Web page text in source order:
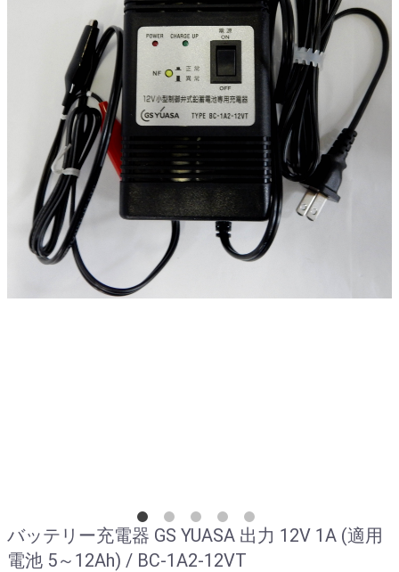
バッテリー充電器 GS YUASA 出力 12V 1A (適用
電池 5～12Ah) / BC-1A2-12VT